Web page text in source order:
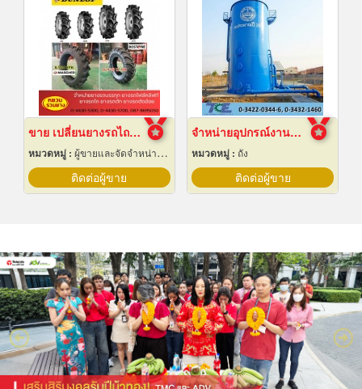
ขาย เปลี่ยนยางรถไถ 12.4-24
หมวดหมู่ : ผู้ขายและจัดจำหน่ายยางรถ
ติดต่อผู้ขาย
จำหน่ายอุปกรณ์งานระบบประปา
หมวดหมู่ : ถัง
ติดต่อผู้ขาย